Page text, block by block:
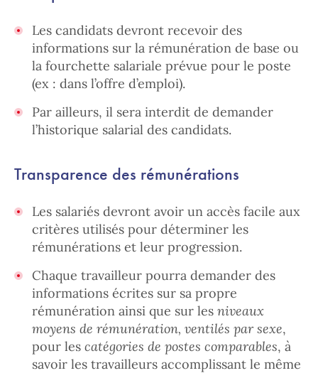
Les candidats devront recevoir des
informations sur la rémunération de base ou
la fourchette salariale prévue pour le poste
(ex : dans l’offre d’emploi).
Par ailleurs, il sera interdit de demander
l’historique salarial des candidats.
Transparence des rémunérations
Les salariés devront avoir un accès facile aux
critères utilisés pour déterminer les
rémunérations et leur progression.
Chaque travailleur pourra demander des
informations écrites sur sa propre
rémunération ainsi que sur les niveaux
moyens de rémunération, ventilés par sexe,
pour les catégories de postes comparables, à
savoir les travailleurs accomplissant le même